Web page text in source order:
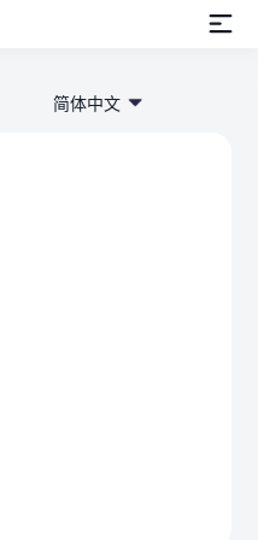
简体中文